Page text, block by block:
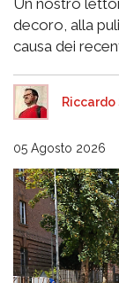
decoro, alla
causa dei
05 Agosto 2026